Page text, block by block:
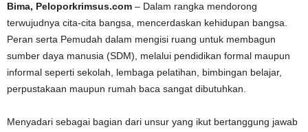
Bima, Peloporkrimsus.com – Dalam rangka mendorong
terwujudnya cita-cita bangsa, mencerdaskan kehidupan bangsa.
Peran serta Pemudah dalam mengisi ruang untuk membagun
sumber daya manusia (SDM), melalui pendidikan formal maupun
informal seperti sekolah, lembaga pelatihan, bimbingan belajar,
perpustakaan maupun rumah baca sangat dibutuhkan.
Menyadari sebagai bagian dari unsur yang ikut bertanggung jawab